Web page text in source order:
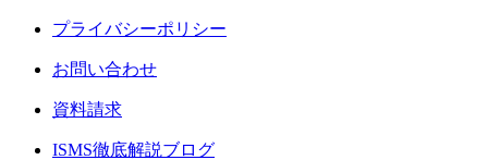
プライバシーポリシー
お問い合わせ
資料請求
ISMS徹底解説ブログ